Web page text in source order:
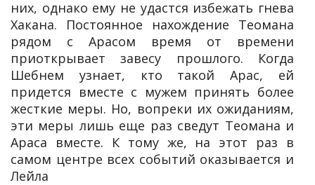
них, однако ему не удастся избежать гнева
Хакана. Постоянное нахождение Теомана
рядом с Арасом время от времени
приоткрывает завесу прошлого. Когда
Шебнем узнает, кто такой Арас, ей
придется вместе с мужем принять более
жесткие меры. Но, вопреки их ожиданиям,
эти меры лишь еще раз сведут Теомана и
Араса вместе. К тому же, на этот раз в
самом центре всех событий оказывается и
Лейла